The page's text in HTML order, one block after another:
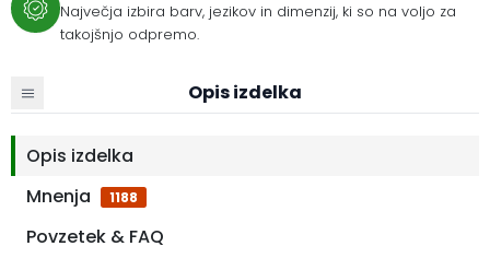
Največja izbira barv, jezikov in dimenzij, ki so na voljo za
takojšnjo odpremo.
Opis izdelka
Opis izdelka
Mnenja
1188
Povzetek & FAQ